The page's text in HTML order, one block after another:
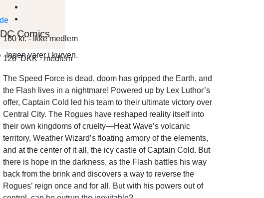
DC Comics
Ingen varer i kurven.
160kr.- ikke medlem
120DKK- medlem
The Speed Force is dead, doom has gripped the Earth, and
the Flash lives in a nightmare! Powered up by Lex Luthor’s
offer, Captain Cold led his team to their ultimate victory over
Central City. The Rogues have reshaped reality itself into
their own kingdoms of cruelty—Heat Wave’s volcanic
territory, Weather Wizard’s floating armory of the elements,
and at the center of it all, the icy castle of Captain Cold. But
there is hope in the darkness, as the Flash battles his way
back from the brink and discovers a way to reverse the
Rogues’ reign once and for all. But with his powers out of